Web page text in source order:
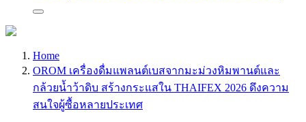
Home
OROM เครื่องดื่มแพลนต์เบสจากมะม่วงหิมพานต์และ
กล้วยน้ำว้าดิบ สร้างกระแสใน THAIFEX 2026 ดึงความ
สนใจผู้ซื้อหลายประเทศ